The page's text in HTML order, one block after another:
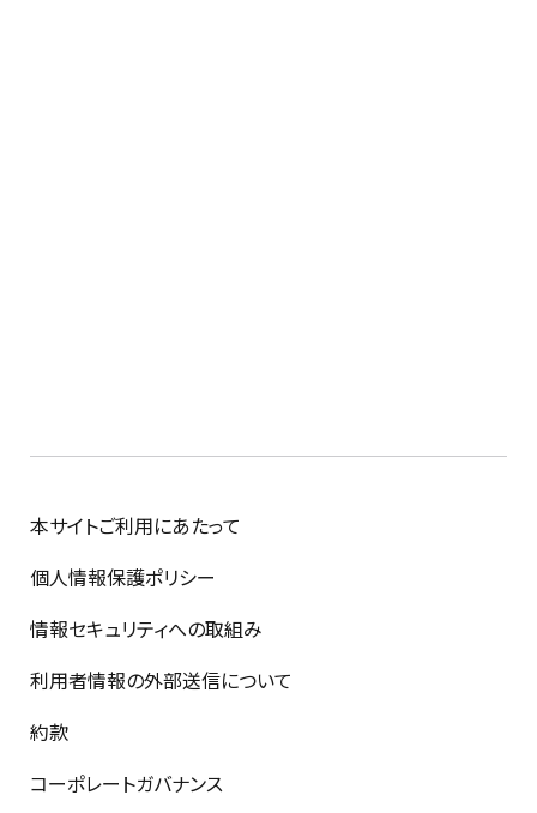
本サイトご利用にあたって
個人情報保護ポリシー
情報セキュリティへの取組み
利用者情報の外部送信について
約款
コーポレートガバナンス